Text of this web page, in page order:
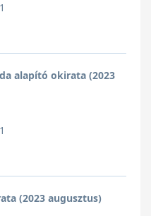
alapító okirata (2023
(2023 augusztus)